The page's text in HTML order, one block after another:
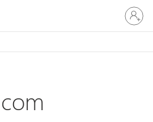
Sign
in
to
account